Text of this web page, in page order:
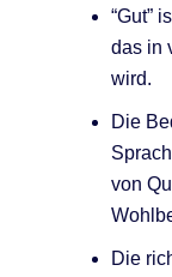
“Gut”
das in
wird.
Die
von
Die